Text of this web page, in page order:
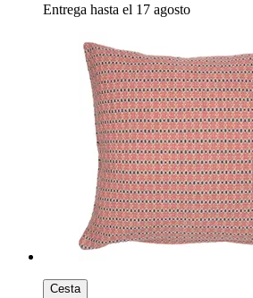
Entrega hasta el 17 agosto
Cesta